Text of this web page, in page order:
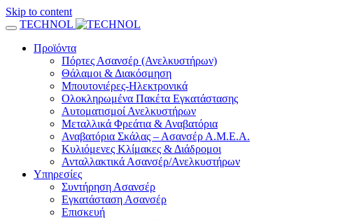
Skip to content
TECHNOL
Προϊόντα
Πόρτες Ασανσέρ (Ανελκυστήρων)
Θάλαμοι & Διακόσμηση
Μπουτονιέρες-Ηλεκτρονικά
Ολοκληρωμένα Πακέτα Εγκατάστασης
Αυτοματισμοί Ανελκυστήρων
Μεταλλικά Φρεάτια & Αναβατόρια
Αναβατόρια Σκάλας – Ασανσέρ Α.Μ.Ε.Α.
Κυλιόμενες Κλίμακες & Διάδρομοι
Ανταλλακτικά Ασανσέρ/Ανελκυστήρων
Υπηρεσίες
Συντήρηση Ασανσέρ
Εγκατάσταση Ασανσέρ
Επισκευή